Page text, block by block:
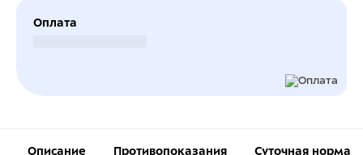
Оплата
Описание Противопоказания Суточная норма